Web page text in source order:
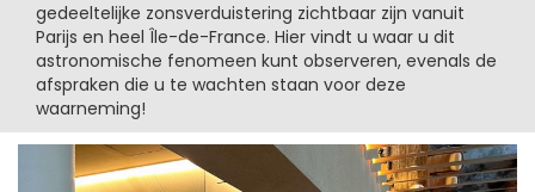
gedeeltelijke zonsverduistering zichtbaar zijn vanuit
Parijs en heel Île-de-France. Hier vindt u waar u dit
astronomische fenomeen kunt observeren, evenals de
afspraken die u te wachten staan voor deze
waarneming!